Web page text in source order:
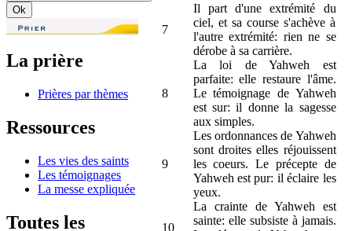
La prière
Prières par thèmes
Ressources
Les vies des saints
Les témoignages
La messe expliquée
Toutes les
7
Il part d'une extrémité du
ciel, et sa course s'achève à
l'autre extrémité: rien ne se
dérobe à sa carrière.
8
La loi de Yahweh est
parfaite: elle restaure l'âme.
Le témoignage de Yahweh
est sur: il donne la sagesse
aux simples.
9
Les ordonnances de Yahweh
sont droites elles réjouissent
les coeurs. Le précepte de
Yahweh est pur: il éclaire les
yeux.
10
La crainte de Yahweh est
sainte: elle subsiste à jamais.